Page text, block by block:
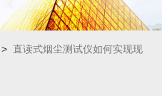
> 直读式烟尘测试仪如何实现现